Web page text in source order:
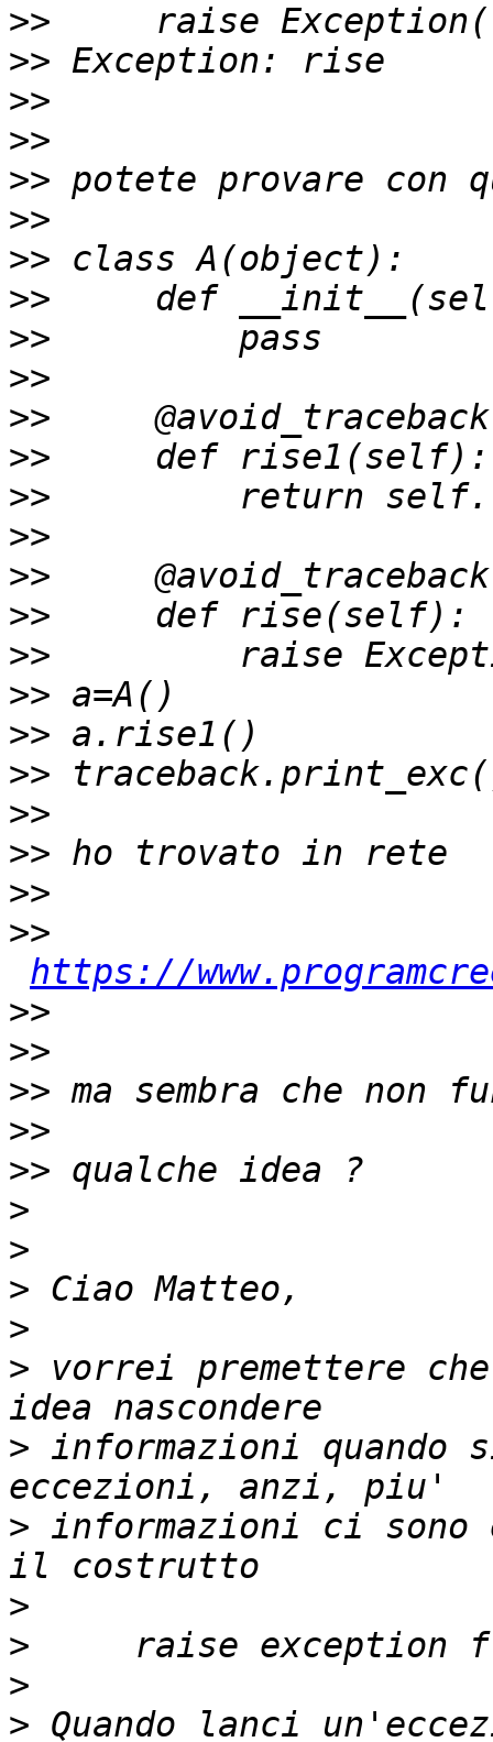
>>
>>
>>
>>
>>
>>
>>
>>
>>
>>
>>
>>
>>
>>
>>
>>
>>
>>
>>
>>
>>
>>
>>
>>
https://
>>
>>
>>
>>
>>
>
>
>
>
> vorrei premettere
> informazioni quando
> informazioni ci sono
>
>
>
> Quando lanci